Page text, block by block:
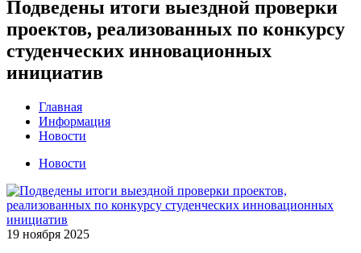
Подведены итоги выездной проверки
проектов, реализованных по конкурсу
студенческих инновационных
инициатив
Главная
Информация
Новости
Новости
19 ноября 2025